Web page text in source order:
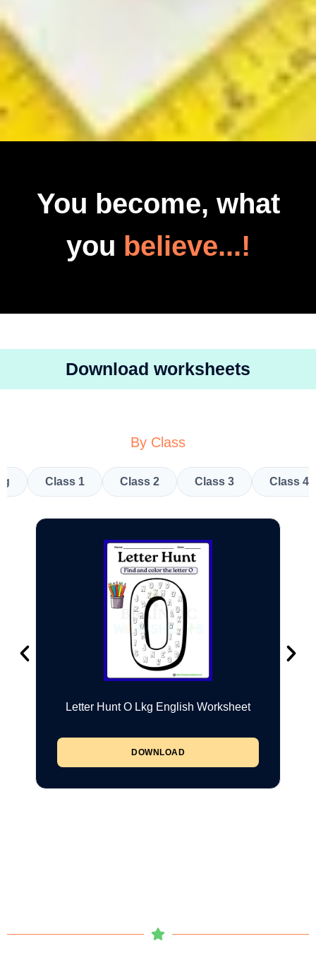
You become, what
you believe...!
Download worksheets
By Class
Class 1 Class 2 Class 3 Class 4
Letter Hunt O Lkg English Worksheet
DOWNLOAD